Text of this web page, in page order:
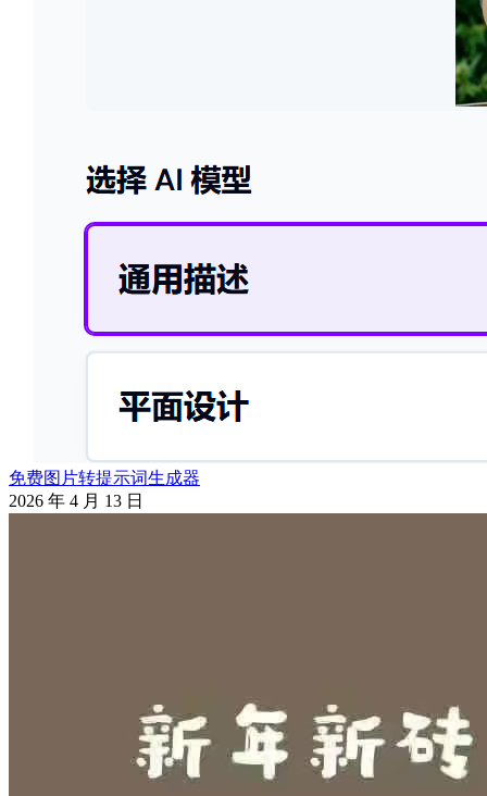
免费图片转提示词生成器
2026 年 4 月 13 日